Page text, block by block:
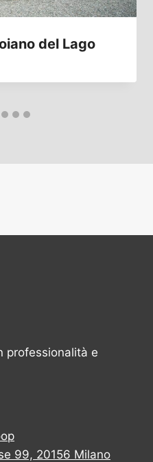
del Lago
professionalità e
99, 20156 Milano